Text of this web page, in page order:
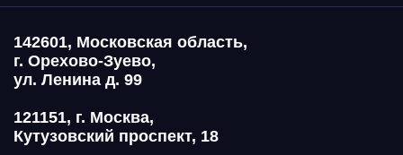
142601, Московская область,
г. Орехово-Зуево,
ул. Ленина д. 99
121151, г. Москва,
Кутузовский проспект, 18